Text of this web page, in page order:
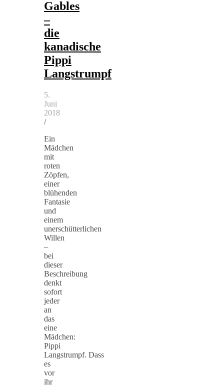
Gables
–
die
kanadische
Pippi
Langstrumpf
5.
Juni
2018
/
Ein
Mädchen
mit
roten
Zöpfen,
einer
blühenden
Fantasie
und
einem
unerschütterlichen
Willen
–
bei
dieser
Beschreibung
denkt
sofort
jeder
an
das
eine
Mädchen:
Pippi
Langstrumpf. Dass
es
vor
ihr